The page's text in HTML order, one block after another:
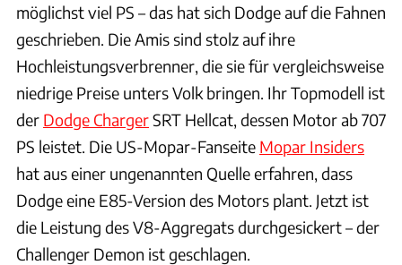
möglichst viel PS – das hat sich Dodge auf die Fahnen
geschrieben. Die Amis sind stolz auf ihre
Hochleistungsverbrenner, die sie für vergleichsweise
niedrige Preise unters Volk bringen. Ihr Topmodell ist
der Dodge ChargerSRT Hellcat, dessen Motor ab 707
PS leistet. Die US-Mopar-Fanseite Mopar Insiders
hat aus einer ungenannten Quelle erfahren, dass
Dodge eine E85-Version des Motors plant. Jetzt ist
die Leistung des V8-Aggregats durchgesickert – der
Challenger Demon ist geschlagen.